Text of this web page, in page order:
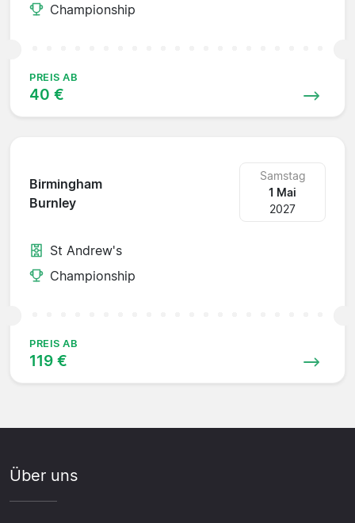
Championship
PREIS AB
40 €
Birmingham
Burnley
Samstag
1 Mai
2027
St Andrew's
Championship
PREIS AB
119 €
Über uns